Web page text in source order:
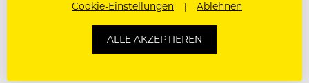
Cookie-Einstellungen Ablehnen
ALLE AKZEPTIEREN